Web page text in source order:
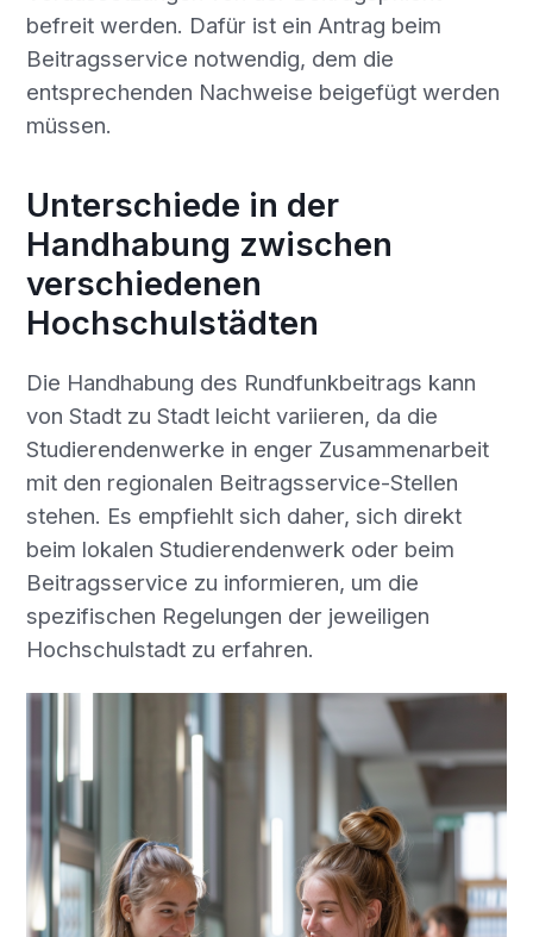
befreit werden. Dafür ist ein Antrag beim
Beitragsservice notwendig, dem die
entsprechenden Nachweise beigefügt werden
müssen.
Unterschiede in der
Handhabung zwischen
verschiedenen
Hochschulstädten
Die Handhabung des Rundfunkbeitrags kann
von Stadt zu Stadt leicht variieren, da die
Studierendenwerke in enger Zusammenarbeit
mit den regionalen Beitragsservice-Stellen
stehen. Es empfiehlt sich daher, sich direkt
beim lokalen Studierendenwerk oder beim
Beitragsservice zu informieren, um die
spezifischen Regelungen der jeweiligen
Hochschulstadt zu erfahren.